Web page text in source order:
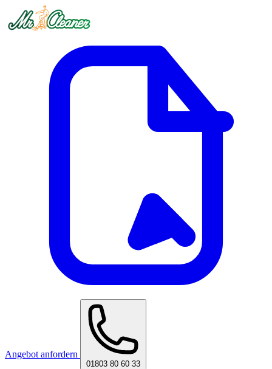
Angebot anfordern
01803 80 60 33